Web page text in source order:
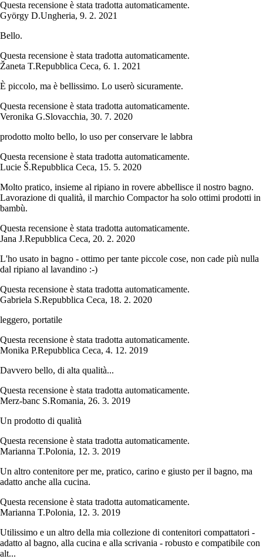
Questa recensione è stata tradotta automaticamente.
György D.Ungheria, 9. 2. 2021
Bello.
Questa recensione è stata tradotta automaticamente.
Žaneta T.Repubblica Ceca, 6. 1. 2021
È piccolo, ma è bellissimo. Lo userò sicuramente.
Questa recensione è stata tradotta automaticamente.
Veronika G.Slovacchia, 30. 7. 2020
prodotto molto bello, lo uso per conservare le labbra
Questa recensione è stata tradotta automaticamente.
Lucie Š.Repubblica Ceca, 15. 5. 2020
Molto pratico, insieme al ripiano in rovere abbellisce il nostro bagno.
Lavorazione di qualità, il marchio Compactor ha solo ottimi prodotti in
bambù.
Questa recensione è stata tradotta automaticamente.
Jana J.Repubblica Ceca, 20. 2. 2020
L'ho usato in bagno - ottimo per tante piccole cose, non cade più nulla
dal ripiano al lavandino :-)
Questa recensione è stata tradotta automaticamente.
Gabriela S.Repubblica Ceca, 18. 2. 2020
leggero, portatile
Questa recensione è stata tradotta automaticamente.
Monika P.Repubblica Ceca, 4. 12. 2019
Davvero bello, di alta qualità...
Questa recensione è stata tradotta automaticamente.
Merz-banc S.Romania, 26. 3. 2019
Un prodotto di qualità
Questa recensione è stata tradotta automaticamente.
Marianna T.Polonia, 12. 3. 2019
Un altro contenitore per me, pratico, carino e giusto per il bagno, ma
adatto anche alla cucina.
Questa recensione è stata tradotta automaticamente.
Marianna T.Polonia, 12. 3. 2019
Utilissimo e un altro della mia collezione di contenitori compattatori -
adatto al bagno, alla cucina e alla scrivania - robusto e compatibile con
alt...